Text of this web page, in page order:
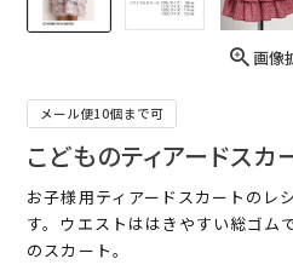
画像
メール便10個まで可
こどものティアードスカ
お子様用ティアードスカートのレ
す。ウエストははきやすい総ゴム
のスカート。